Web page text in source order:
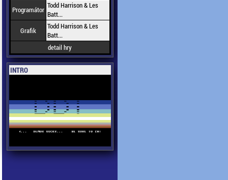
Programátor Todd Harrison & Les
Batt...
Grafik
Todd Harrison & Les
Batt...
detail hry
INTRO